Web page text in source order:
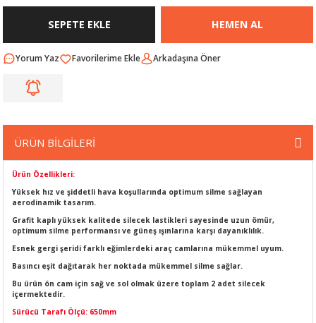
ÜRÜNLERİ
SEPETE EKLE HEMEN AL
Yorum Yaz Arkadaşına Öner
ÜRÜN BİLGİLERİ
Ürün Özellikleri:
Yüksek hız ve şiddetli hava koşullarında optimum silme sağlayan
aerodinamik tasarım.
Grafit kaplı yüksek kalitede silecek lastikleri sayesinde uzun ömür,
optimum silme performansı ve güneş ışınlarına karşı dayanıklılık.
Esnek gergi şeridi farklı eğimlerdeki araç camlarına mükemmel uyum.
Basıncı eşit dağıtarak her noktada mükemmel silme sağlar.
Bu ürün ön cam için sağ ve sol olmak üzere toplam 2 adet silecek
içermektedir.
Sürücü Tarafı Ölçü: 650mm